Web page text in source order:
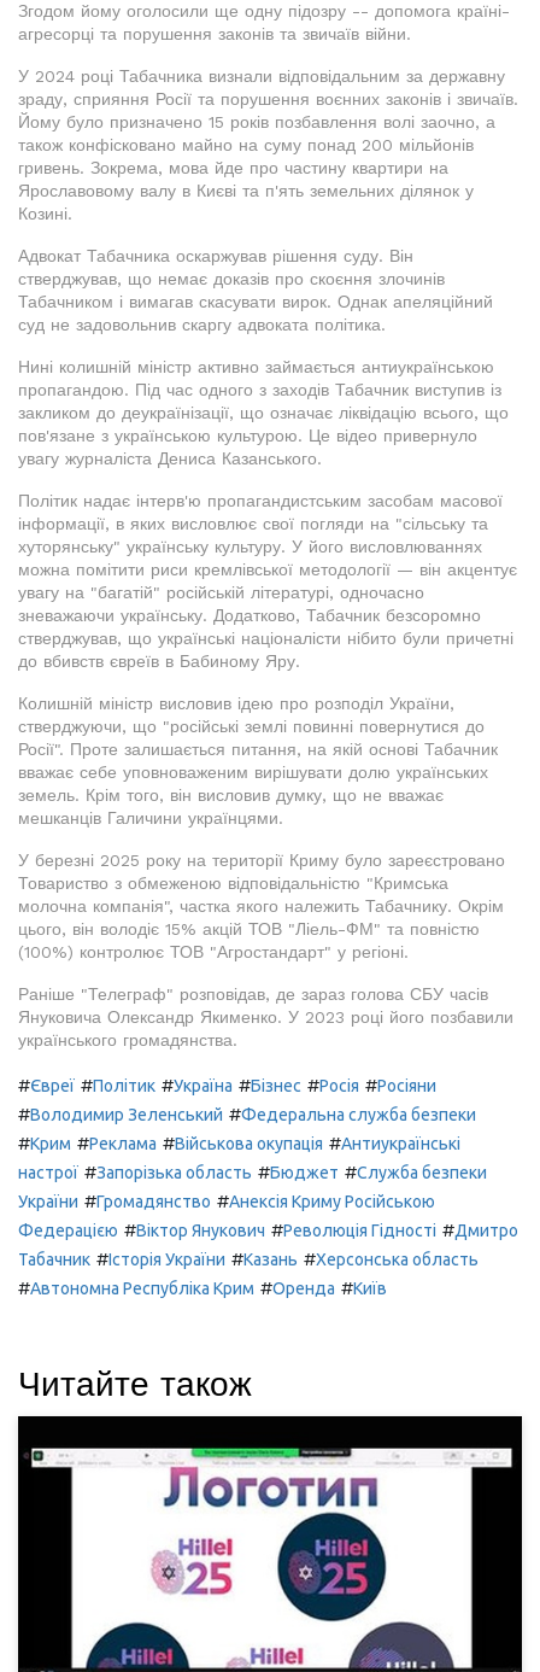
Згодом йому оголосили ще одну підозру -- допомога країні-
агресорці та порушення законів та звичаїв війни.
У 2024 році Табачника визнали відповідальним за державну
зраду, сприяння Росії та порушення воєнних законів і звичаїв.
Йому було призначено 15 років позбавлення волі заочно, а
також конфісковано майно на суму понад 200 мільйонів
гривень. Зокрема, мова йде про частину квартири на
Ярославовому валу в Києві та п'ять земельних ділянок у
Козині.
Адвокат Табачника оскаржував рішення суду. Він
стверджував, що немає доказів про скоєння злочинів
Табачником і вимагав скасувати вирок. Однак апеляційний
суд не задовольнив скаргу адвоката політика.
Нині колишній міністр активно займається антиукраїнською
пропагандою. Під час одного з заходів Табачник виступив із
закликом до деукраїнізації, що означає ліквідацію всього, що
пов'язане з українською культурою. Це відео привернуло
увагу журналіста Дениса Казанського.
Політик надає інтерв'ю пропагандистським засобам масової
інформації, в яких висловлює свої погляди на "сільську та
хуторянську" українську культуру. У його висловлюваннях
можна помітити риси кремлівської методології — він акцентує
увагу на "багатій" російській літературі, одночасно
зневажаючи українську. Додатково, Табачник безсоромно
стверджував, що українські націоналісти нібито були причетні
до вбивств євреїв в Бабиному Яру.
Колишній міністр висловив ідею про розподіл України,
стверджуючи, що "російські землі повинні повернутися до
Росії". Проте залишається питання, на якій основі Табачник
вважає себе уповноваженим вирішувати долю українських
земель. Крім того, він висловив думку, що не вважає
мешканців Галичини українцями.
У березні 2025 року на території Криму було зареєстровано
Товариство з обмеженою відповідальністю "Кримська
молочна компанія", частка якого належить Табачнику. Окрім
цього, він володіє 15% акцій ТОВ "Ліель-ФМ" та повністю
(100%) контролює ТОВ "Агростандарт" у регіоні.
Раніше "Телеграф" розповідав, де зараз голова СБУ часів
Януковича Олександр Якименко. У 2023 році його позбавили
українського громадянства.
#Євреї #Політик #Україна #Бізнес #Росія #Росіяни
#Володимир Зеленський #Федеральна служба безпеки
#Крим #Реклама #Військова окупація #Антиукраїнські
настрої #Запорізька область #Бюджет #Служба безпеки
України #Громадянство #Анексія Криму Російською
Федерацією #Віктор Янукович #Революція Гідності #Дмитро
Табачник #Історія України #Казань #Херсонська область
#Автономна Республіка Крим #Оренда #Київ
Читайте також